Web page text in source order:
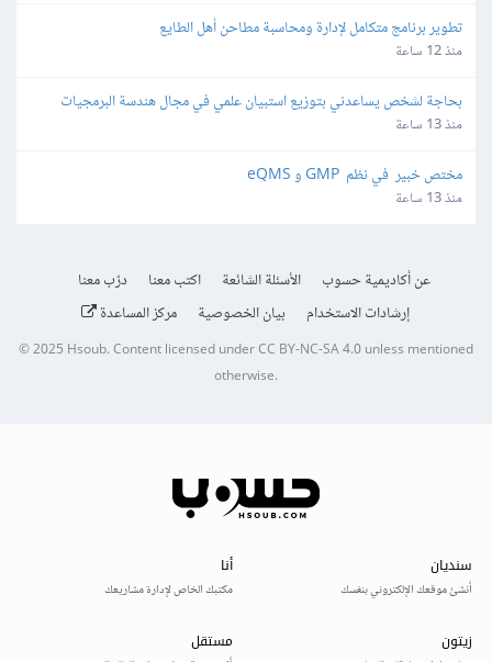
تطوير برنامج متكامل لإدارة ومحاسبة مطاحن أهل الطايع
منذ 12 ساعة
بحاجة لشخص يساعدني بتوزيع استبيان علمي في مجال هندسة البرمجيات
منذ 13 ساعة
مختص خبير  في نظم  GMP و eQMS
منذ 13 ساعة
عن أكاديمية حسوب الأسئلة الشائعة اكتب معنا
درّب معنا
إرشادات الاستخدام
بيان الخصوصية مركز المساعدة
© 2025 Hsoub.Content licensed underCC BY-NC-SA 4.0unless mentioned
otherwise.